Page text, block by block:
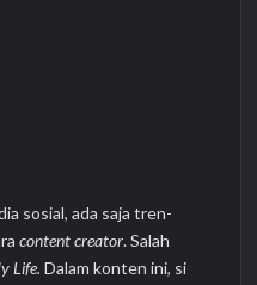
sosial, ada saja tren-
content creator. Salah
Life. Dalam konten ini, si